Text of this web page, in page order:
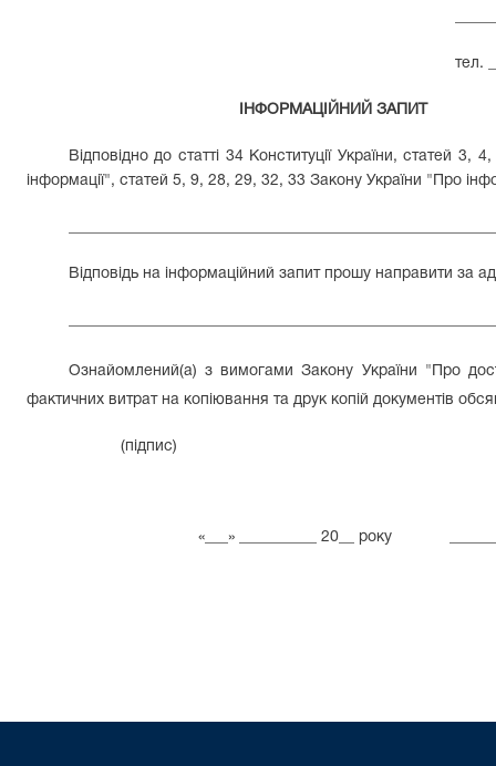
тел.
ІНФОРМАЦІЙНИЙ ЗАПИТ
Відповідно до статті 34 Конституції України, статей
інформації", статей 5, 9, 28, 29, 32, 33 Закону України "Про
Вiдповідь на iнформацiйний запит прошу направити за
Ознайомлений(а) з вимогами Закону України "Про
фактичних витрат на копіювання та друк копій документів
(підпис)
«___» __________ 20__ року